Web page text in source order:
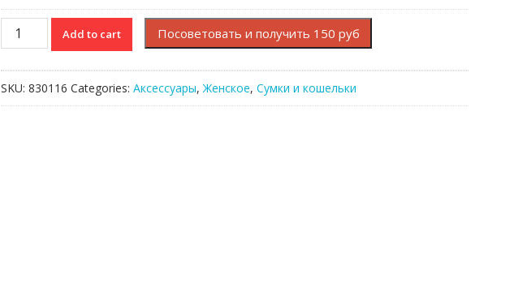
Сумка
Lacoste
quantity
Add to cart Посоветовать и получить 150 руб
SKU: 830116 Categories: Аксессуары,Женское, Сумки и кошельки